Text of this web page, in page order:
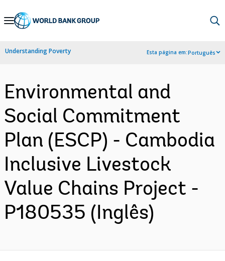
Skip
Navigation
Understanding Poverty Esta página em:Português
Environmental and
Social Commitment
Plan (ESCP) - Cambodia
Inclusive Livestock
Value Chains Project -
P180535 (Inglês)